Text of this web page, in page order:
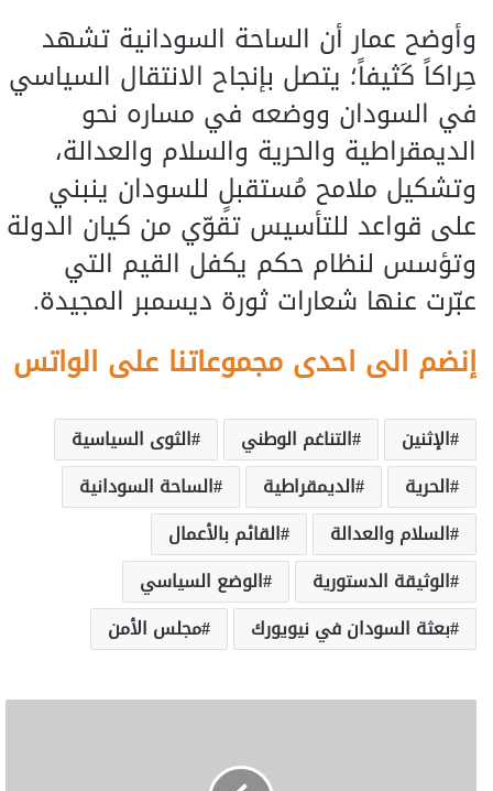
وأوضح عمار أن الساحة السودانية تشهد
حِراكاً كَثيفاً؛ يتصل بإنجاح الانتقال السياسي
في السودان ووضعه في مساره نحو
الديمقراطية والحرية والسلام والعدالة،
وتشكيل ملامح مُستقبلٍ للسودان ينبني
على قواعد للتأسيس تقوّي من كيان الدولة
وتؤسس لنظام حكم يكفل القيم التي
عبّرت عنها شعارات ثورة ديسمبر المجيدة.
إنضم الى احدى مجموعاتنا على الواتس
الإثنين التناغم الوطني
الثوى السياسية
الحرية
الديمقراطية
الساحة السودانية
السلام والعدالة
القائم بالأعمال
الوثيقة الدستورية
الوضع السياسي
بعثة السودان في نيويورك
مجلس الأمن